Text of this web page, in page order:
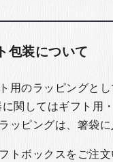
包装について
用のラッピングと
関してはギフト用
ッピングは、箸袋
トボックスをご注